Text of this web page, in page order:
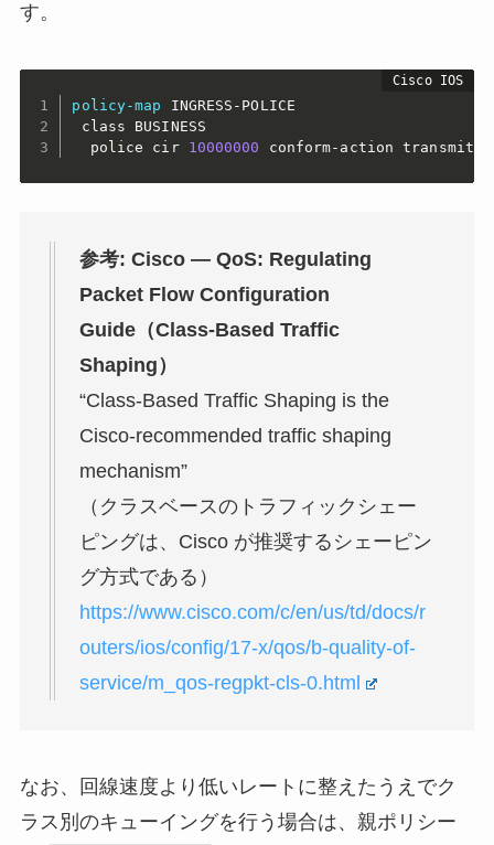
す。
policy-map INGRESS-POLICE
class BUSINESS
  police cir
10000000 conform-action transmit
参考: Cisco — QoS: Regulating
Packet Flow Configuration
Guide（Class-Based Traffic
Shaping）
“Class-Based Traffic Shaping is the
Cisco-recommended traffic shaping
mechanism”
（クラスベースのトラフィックシェー
ピングは、Cisco が推奨するシェーピン
グ方式である）
https://www.cisco.com/c/en/us/td/docs/r
outers/ios/config/17-x/qos/b-quality-of-
service/m_qos-regpkt-cls-0.html
なお、回線速度より低いレートに整えたうえでク
ラス別のキューイングを行う場合は、親ポリシー